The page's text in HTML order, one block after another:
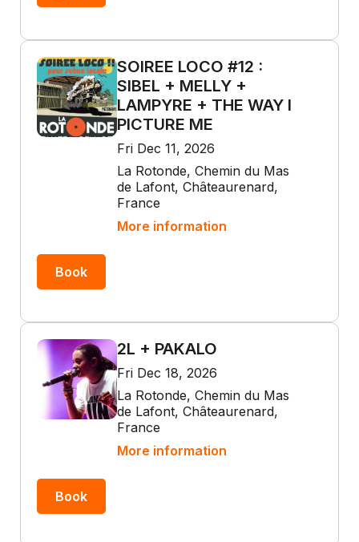
SOIREE LOCO #12 :
SIBEL + MELLY +
LAMPYRE + THE WAY I
PICTURE ME
Fri Dec 11, 2026
La Rotonde, Chemin du Mas
de Lafont, Châteaurenard,
France
More information
Book
2L + PAKALO
Fri Dec 18, 2026
La Rotonde, Chemin du Mas
de Lafont, Châteaurenard,
France
More information
Book